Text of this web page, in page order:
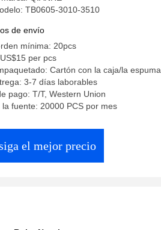
TB0605-3010-3510
de envío
mínima: 20pcs
per pcs
Cartón con la caja/la espuma
3-7 días laborables
pago: T/T, Western Union
fuente: 20000 PCS por mes
el mejor precio